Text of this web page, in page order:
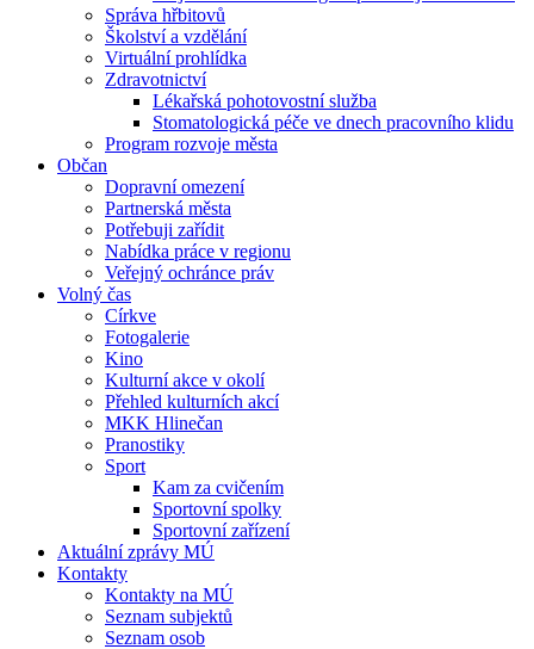
Správa hřbitovů
Školství a vzdělání
Virtuální prohlídka
Zdravotnictví
Lékařská pohotovostní služba
Stomatologická péče ve dnech pracovního klidu
Program rozvoje města
Občan
Dopravní omezení
Partnerská města
Potřebuji zařídit
Nabídka práce v regionu
Veřejný ochránce práv
Volný čas
Církve
Fotogalerie
Kino
Kulturní akce v okolí
Přehled kulturních akcí
MKK Hlinečan
Pranostiky
Sport
Kam za cvičením
Sportovní spolky
Sportovní zařízení
Aktuální zprávy MÚ
Kontakty
Kontakty na MÚ
Seznam subjektů
Seznam osob